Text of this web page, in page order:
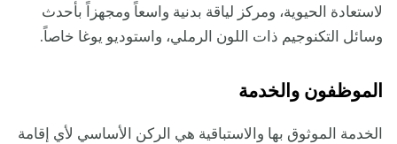
لاستعادة الحيوية، ومركز لياقة بدنية واسعاً ومجهزاً بأحدث
وسائل التكنوجيم ذات اللون الرملي، واستوديو يوغا خاصاً.
الموظفون والخدمة
الخدمة الموثوق بها والاستباقية هي الركن الأساسي لأي إقامة